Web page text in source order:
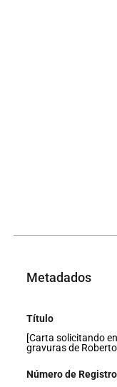
Metadados
Título
[Carta solicitando
gravuras de
Número de Registro